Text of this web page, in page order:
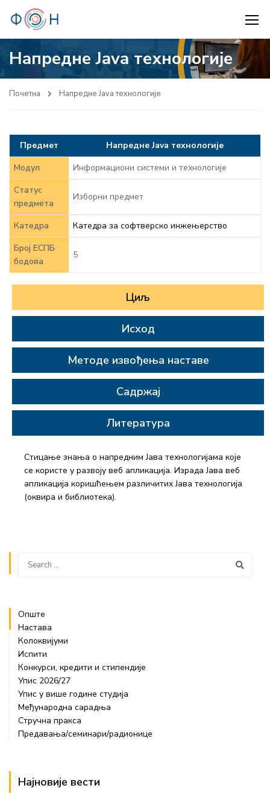
Напредне Јаva технологије
Почетна Напредне Јаva технологије
Предмет
Напредне Java технологије
Модул
Информациони системи и технологије
Статус
предмета
Изборни предмет
Катедра
Катедра за софтверско инжењерство
Број ЕСПБ
бодова
5
Циљ
Исход
Методе извођења наставе
Садржај
Литература
Стицање знања о напредним Јава технологијама које
се користе у развоју веб апликација. Израда Јава веб
апликација коришћењем различитих Јава технологија
(оквира и библиотека).
Опште
Настава
Колоквијуми
Испити
Конкурси, кредити и стипендије
Упис 2026/27
Упис у више године студија
Међународна сарадња
Стручна пракса
Предавања/семинари/радионице
Најновије вести